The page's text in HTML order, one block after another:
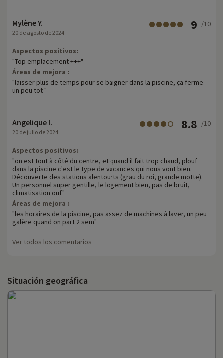
Mylène Y.
20 de agosto de 2024
9 /10
Aspectos positivos:
"Top emplacement +++"
Áreas de mejora :
"laisser plus de temps pour se baigner dans la piscine, ça ferme
un peu tot "
Angelique I.
20 de julio de 2024
8.8 /10
Aspectos positivos:
"on est tout à côté du centre, et quand il fait trop chaud, plouf
dans la piscine c'est le type de vacances qui nous vont bien.
Découverte des stations alentourts (grau du roi, grande motte).
Un personnel super gentille, le logement bien, pas de bruit,
climatisation ouf"
Áreas de mejora :
"les horaires de la piscine, pas assez de machines à laver, un peu
galère quand on part 2 sem"
Ver todos los comentarios
Situación geográfica